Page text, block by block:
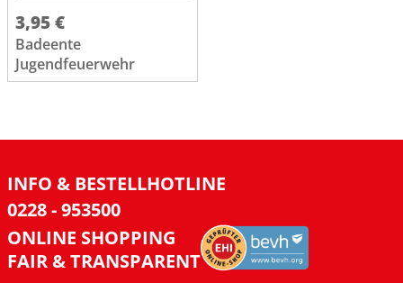
3,95 €
Badeente
Jugendfeuerwehr
INFO & BESTELLHOTLINE
0228 - 953500
ONLINE SHOPPING
FAIR & TRANSPARENT